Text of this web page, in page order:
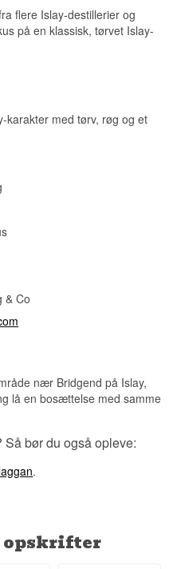
udgivelser i Norden, netop
holder en stabil kvalitet fra
flere Islay-destillerier og
på en klassisk, tørvet Islay-
karakter med tørv, røg og et
& Co
nær Bridgend på Islay,
lå en bosættelse med samme
bør du også opleve:
.
opskrifter